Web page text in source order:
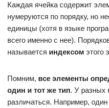
Каждая ячейка содержит
нумеруются по порядку, но
единицы (хотя в языке
всего именно с нее).
называется индексом этого
Помним, все элементы
один и тот же тип. У разных
различаться. Например,